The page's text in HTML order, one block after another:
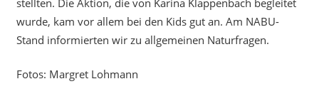
wurde, kam vor allem bei den Kids gut an. Am NABU-
Stand informierten wir zu allgemeinen Naturfragen.
Fotos: Margret Lohmann